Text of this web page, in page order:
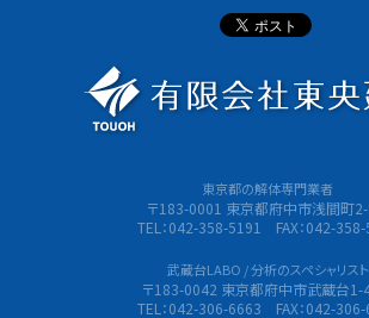
東京都の解体専門業者
〒183-0001 東京都府中市浅間町
TEL：042-358-5191 FAX：042-
武蔵台LABO / 分析のスペシャリスト
〒183-0042 東京都府中市武蔵台1-
TEL：042-306-6663 FAX：042-